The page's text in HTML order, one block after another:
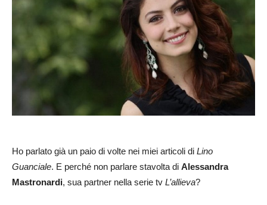
Ho parlato già un paio di volte nei miei articoli di Lino
Guanciale. E perché non parlare stavolta di Alessandra
Mastronardi, sua partner nella serie tv L’allieva?